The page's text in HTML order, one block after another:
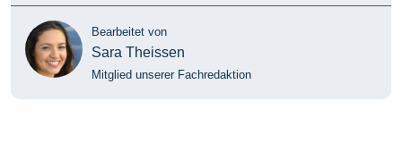
Bearbeitet von
Sara Theissen
Mitglied unserer Fachredaktion